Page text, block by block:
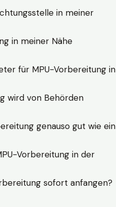
in meiner
in meiner Nähe
für MPU-Vorbereitung in
wird von Behörden
genauso gut wie ein
Vorbereitung in der
sofort anfangen?